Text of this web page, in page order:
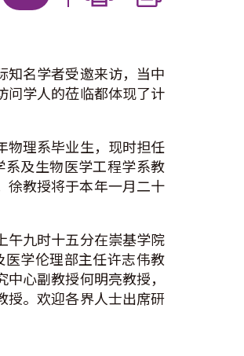
知名学者受邀来访，当中
问学人的莅临都体现了计
物理系毕业生，现时担任
及生物医学工程学系教
徐教授将于本年一月二十
午九时十五分在崇基学院
学伦理部主任许志伟教
心副教授何明亮教授，
授。欢迎各界人士出席研